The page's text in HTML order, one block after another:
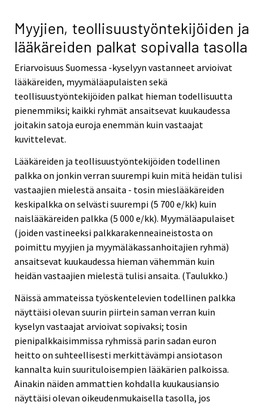
Myyjien, teollisuustyöntekijöiden ja
lääkäreiden palkat sopivalla tasolla
Eriarvoisuus Suomessa -kyselyyn vastanneet arvioivat
lääkäreiden, myymäläapulaisten sekä
teollisuustyöntekijöiden palkat hieman todellisuutta
pienemmiksi; kaikki ryhmät ansaitsevat kuukaudessa
joitakin satoja euroja enemmän kuin vastaajat
kuvittelevat.
Lääkäreiden ja teollisuustyöntekijöiden todellinen
palkka on jonkin verran suurempi kuin mitä heidän tulisi
vastaajien mielestä ansaita - tosin mieslääkäreiden
keskipalkka on selvästi suurempi (5 700 e/kk) kuin
naislääkäreiden palkka (5 000 e/kk). Myymäläapulaiset
(joiden vastineeksi palkkarakenneaineistosta on
poimittu myyjien ja myymäläkassanhoitajien ryhmä)
ansaitsevat kuukaudessa hieman vähemmän kuin
heidän vastaajien mielestä tulisi ansaita. (Taulukko.)
Näissä ammateissa työskentelevien todellinen palkka
näyttäisi olevan suurin piirtein saman verran kuin
kyselyn vastaajat arvioivat sopivaksi; tosin
pienipalkkaisimmissa ryhmissä parin sadan euron
heitto on suhteellisesti merkittävämpi ansiotason
kannalta kuin suurituloisempien lääkärien palkoissa.
Ainakin näiden ammattien kohdalla kuukausiansio
näyttäisi olevan oikeudenmukaisella tasolla, jos